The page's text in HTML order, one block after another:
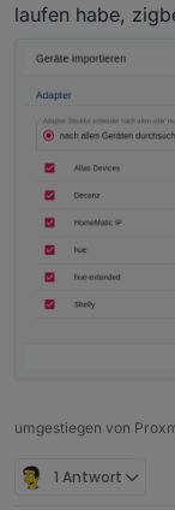
laufen habe,
umgestiegen von
1 Antwort